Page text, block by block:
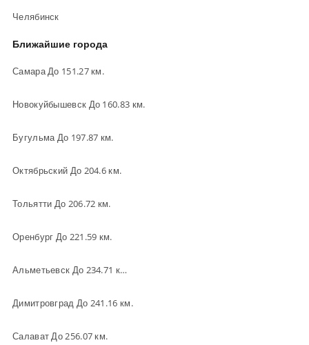
Челябинск
Ближайшие города
Самара До 151.27 км.
Новокуйбышевск До 160.83 км.
Бугульма До 197.87 км.
Октябрьский До 204.6 км.
Тольятти До 206.72 км.
Оренбург До 221.59 км.
Альметьевск До 234.71 км.
Димитровград До 241.16 км.
Салават До 256.07 км.